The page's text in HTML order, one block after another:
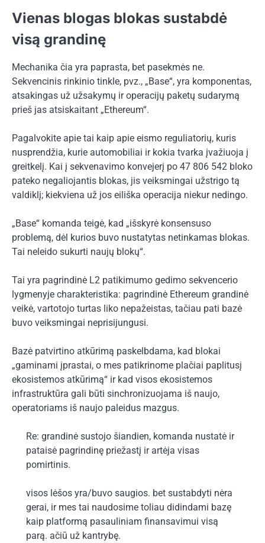
Vienas blogas blokas sustabdė
visą grandinę
Mechanika čia yra paprasta, bet pasekmės ne.
Sekvencinis rinkinio tinkle, pvz., „Base“, yra komponentas,
atsakingas už užsakymų ir operacijų paketų sudarymą
prieš jas atsiskaitant „Ethereum“.
Pagalvokite apie tai kaip apie eismo reguliatorių, kuris
nusprendžia, kurie automobiliai ir kokia tvarka įvažiuoja į
greitkelį. Kai į sekvenavimo konvejerį po 47 806 542 bloko
pateko negaliojantis blokas, jis veiksmingai užstrigo tą
valdiklį; kiekviena už jos eiliška operacija niekur nedingo.
„Base“ komanda teigė, kad „išskyrė konsensuso
problemą, dėl kurios buvo nustatytas netinkamas blokas.
Tai neleido sukurti naujų blokų“.
Tai yra pagrindinė L2 patikimumo gedimo sekvencerio
lygmenyje charakteristika: pagrindinė Ethereum grandinė
veikė, vartotojo turtas liko nepažeistas, tačiau pati bazė
buvo veiksmingai neprisijungusi.
Bazė patvirtino atkūrimą paskelbdama, kad blokai
„gaminami įprastai, o mes patikrinome plačiai paplitusį
ekosistemos atkūrimą“ ir kad visos ekosistemos
infrastruktūra gali būti sinchronizuojama iš naujo,
operatoriams iš naujo paleidus mazgus.
Re: grandinė sustojo šiandien, komanda nustatė ir
pataisė pagrindinę priežastį ir artėja visas
pomirtinis.
visos lėšos yra/buvo saugios. bet sustabdyti nėra
gerai, ir mes tai naudosime toliau didindami bazę
kaip platformą pasauliniam finansavimui visą
parą. ačiū už kantrybę.